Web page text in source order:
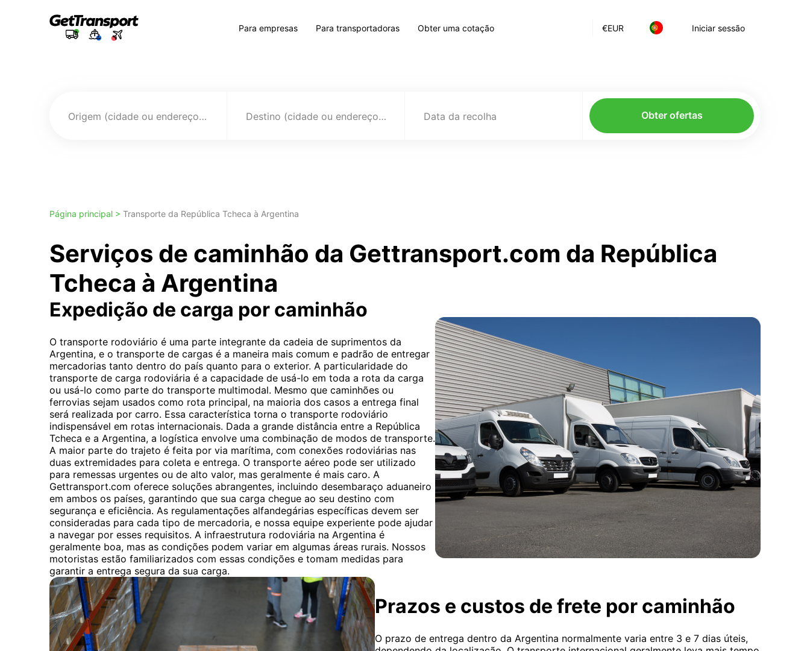
€EUR Iniciar sessão
Para empresas Para transportadoras Obter uma cotação
Origem (cidade ou endereço) Destino (cidade ou endereço) Data da recolha Obter ofertas
Página principal > Transporte da República Tcheca à Argentina
Serviços de caminhão da Gettransport.com da República
Tcheca à Argentina
Expedição de carga por caminhão
O transporte rodoviário é uma parte integrante da cadeia de suprimentos da
Argentina, e o transporte de cargas é a maneira mais comum e padrão de entregar
mercadorias tanto dentro do país quanto para o exterior. A particularidade do
transporte de carga rodoviária é a capacidade de usá-lo em toda a rota da carga
ou usá-lo como parte do transporte multimodal. Mesmo que caminhões ou
ferrovias sejam usados ​​como rota principal, na maioria dos casos a entrega final
será realizada por carro. Essa característica torna o transporte rodoviário
indispensável em rotas internacionais. Dada a grande distância entre a República
Tcheca e a Argentina, a logística envolve uma combinação de modos de transporte.
A maior parte do trajeto é feita por via marítima, com conexões rodoviárias nas
duas extremidades para coleta e entrega. O transporte aéreo pode ser utilizado
para remessas urgentes ou de alto valor, mas geralmente é mais caro. A
Gettransport.com oferece soluções abrangentes, incluindo desembaraço aduaneiro
em ambos os países, garantindo que sua carga chegue ao seu destino com
segurança e eficiência. As regulamentações alfandegárias específicas devem ser
consideradas para cada tipo de mercadoria, e nossa equipe experiente pode ajudar
a navegar por esses requisitos. A infraestrutura rodoviária na Argentina é
geralmente boa, mas as condições podem variar em algumas áreas rurais. Nossos
motoristas estão familiarizados com essas condições e tomam medidas para
garantir a entrega segura da sua carga.
Prazos e custos de frete por caminhão
O prazo de entrega dentro da Argentina normalmente varia entre 3 e 7 dias úteis,